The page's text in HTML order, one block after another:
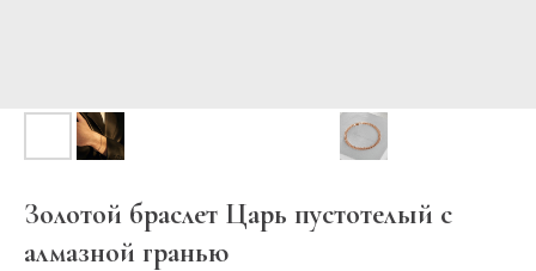
Золотой браслет Царь пустотелый с
алмазной гранью